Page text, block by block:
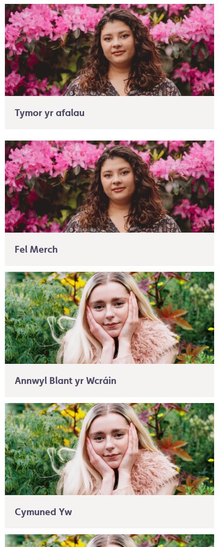
Tymor yr afalau
Fel Merch
Annwyl Blant yr Wcráin
Cymuned Yw